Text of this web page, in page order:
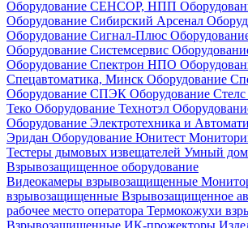
Оборудование СЕНСОР, НПП
Оборудование Сибирский Арсенал
Оборудование Сигнал-Плюс
Оборудование Системсервис
Оборудование Спектрон НПО
Спецавтоматика, Минск Оборудование
Оборудование СПЭК Оборудование Стелс
Теко Оборудование Технотэл
Оборудование Электротехника и
Эридан Оборудование Юнитест
Тестеры дымовых извещателей Умный дом
Взрывозащищенное оборудование
Видеокамеры взрывозащищенные
взрывозащищенные Взрывозащищенное
рабочее место оператора Термокожухи
Взрывозащищенные ИК-прожекторы